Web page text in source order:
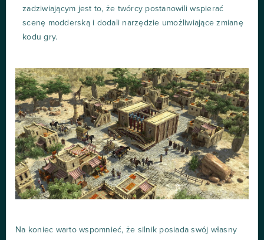
zadziwiającym jest to, że twórcy postanowili wspierać
scenę modderską i dodali narzędzie umożliwiające zmianę
kodu gry.
Na koniec warto wspomnieć, że silnik posiada swój własny